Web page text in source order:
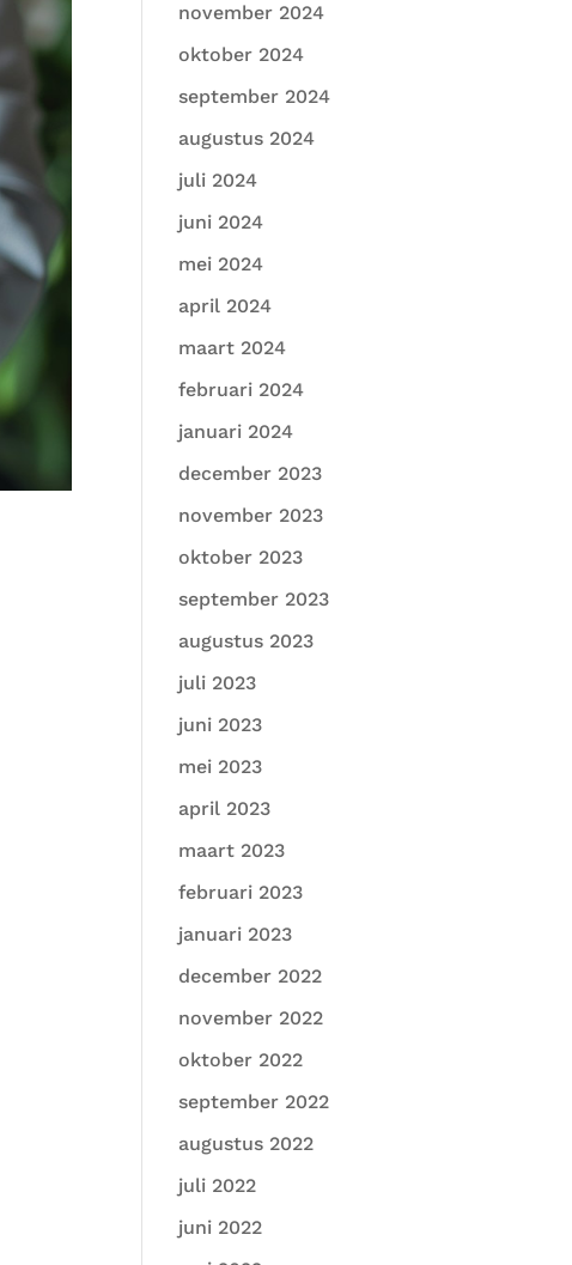
november 2024
oktober 2024
september 2024
augustus 2024
juli 2024
juni 2024
mei 2024
april 2024
maart 2024
februari 2024
januari 2024
december 2023
november 2023
oktober 2023
september 2023
augustus 2023
juli 2023
juni 2023
mei 2023
april 2023
maart 2023
februari 2023
januari 2023
december 2022
november 2022
oktober 2022
september 2022
augustus 2022
juli 2022
juni 2022